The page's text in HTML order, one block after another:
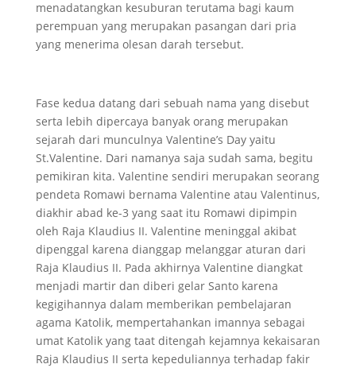
menadatangkan kesuburan terutama bagi kaum
perempuan yang merupakan pasangan dari pria
yang menerima olesan darah tersebut.
Fase kedua datang dari sebuah nama yang disebut
serta lebih dipercaya banyak orang merupakan
sejarah dari munculnya Valentine’s Day yaitu
St.Valentine. Dari namanya saja sudah sama, begitu
pemikiran kita. Valentine sendiri merupakan seorang
pendeta Romawi bernama Valentine atau Valentinus,
diakhir abad ke-3 yang saat itu Romawi dipimpin
oleh Raja Klaudius II. Valentine meninggal akibat
dipenggal karena dianggap melanggar aturan dari
Raja Klaudius II. Pada akhirnya Valentine diangkat
menjadi martir dan diberi gelar Santo karena
kegigihannya dalam memberikan pembelajaran
agama Katolik, mempertahankan imannya sebagai
umat Katolik yang taat ditengah kejamnya kekaisaran
Raja Klaudius II serta kepeduliannya terhadap fakir